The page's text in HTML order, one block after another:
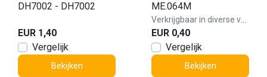
DH7002 - DH7002
EUR 1,40
Vergelijk
Bekijken
ME.064M
EUR 0,40
Vergelijk
Bekijken